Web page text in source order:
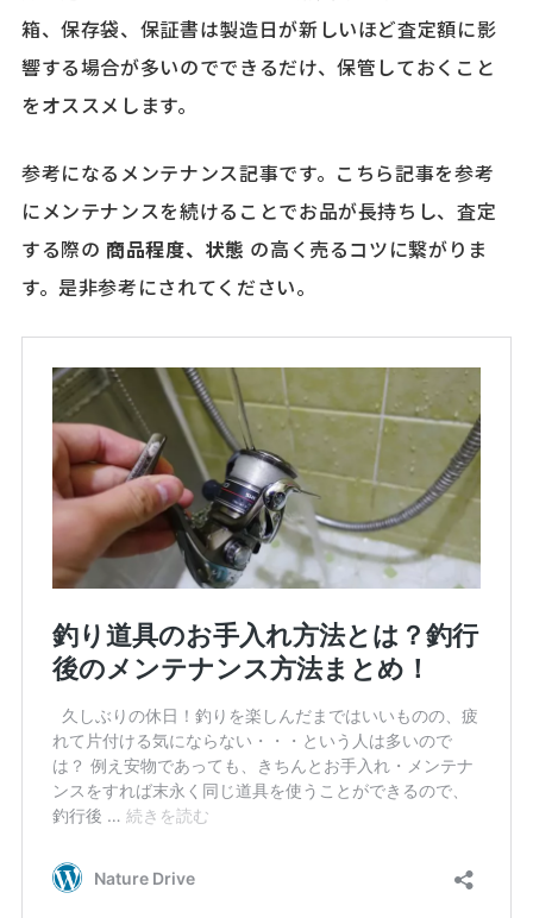
箱、保存袋、保証書は製造日が新しいほど査定額に影
響する場合が多いのでできるだけ、保管しておくこと
をオススメします。
参考になるメンテナンス記事です。こちら記事を参考
にメンテナンスを続けることでお品が長持ちし、査定
する際の 商品程度、状態 の高く売るコツに繋がりま
す。是非参考にされてください。